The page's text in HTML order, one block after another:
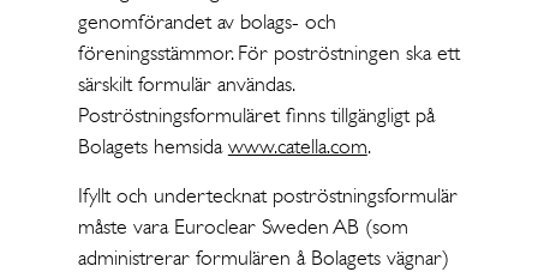
genomförandet av bolags- och
föreningsstämmor. För poströstningen ska ett
särskilt formulär användas.
Poströstningsformuläret finns tillgängligt på
Bolagets hemsidawww.catella.com.
Ifyllt och undertecknat poströstningsformulär
måste vara Euroclear Sweden AB (som
administrerar formulären å Bolagets vägnar)